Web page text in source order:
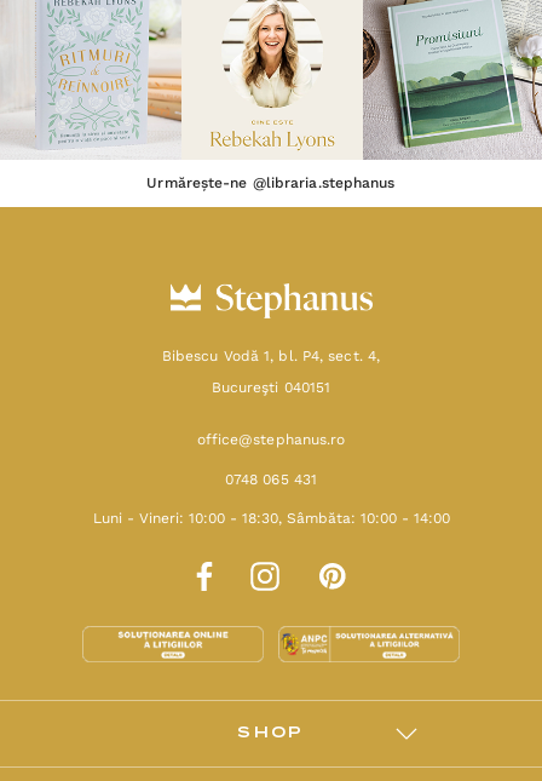
Urmărește-ne @libraria.stephanus
Bibescu Vodă 1, bl. P4, sect. 4,
Bucureşti 040151
office@stephanus.ro
0748 065 431
Luni - Vineri: 10:00 - 18:30, Sâmbăta: 10:00 - 14:00
SHOP